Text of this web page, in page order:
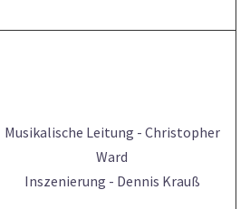
Musikalische Leitung - Christopher
Ward
Inszenierung - Dennis Krauß